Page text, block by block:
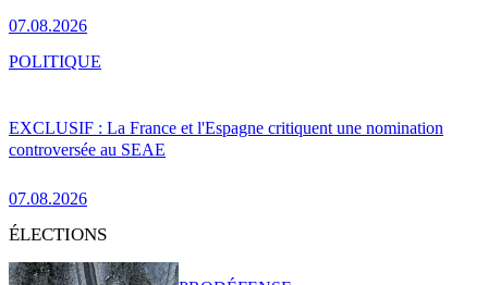
07.08.2026
EXCLUSIF : La France et l'Espagne critiquent une nomination
controversée au SEAE
07.08.2026
POLITIQUE
ÉLECTIONS